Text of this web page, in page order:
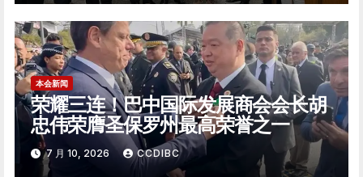
本会新闻
荣耀三连！巴中国际发展商会会长胡
忠伟荣膺圣保罗州最高荣誉之一
7 月 10, 2026 CCDIBC